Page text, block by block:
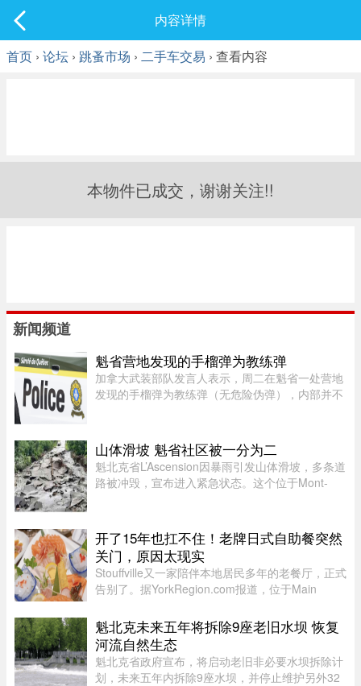
最新发表
内容详情
首页 › 论坛 › 跳蚤市场 › 二手车交易 › 查看内容
本物件已成交，谢谢关注!!
新闻频道
魁省营地发现的手榴弹为教练弹
加拿大武装部队发言人表示，周二在魁省一处营地
发现的手榴弹为教练弹（无危险伪弹），内部并不
其运往 Valcartier 军事 ...
山体滑坡 魁省社区被一分为二
魁北克省L’Ascension因暴雨引发山体滑坡，多条道
路被冲毁，宣布进入紧急状态。这个位于Mont-
至周一下午，降雨量超过1 ...
开了15年也扛不住！老牌日式自助餐突然
关门，原因太现实
Stouffville又一家陪伴本地居民多年的老餐厅，正式
告别了。据YorkRegion.com报道，位于Main
Maki Zushi，已于7月30日结束营业。Maki Zushi
经营15年后因租金上涨于7月30 ...
魁北克未来五年将拆除9座老旧水坝 恢复
河流自然生态
魁北克省政府宣布，将启动老旧非必要水坝拆除计
划，未来五年内拆除9座水坝，并停止维护另外32